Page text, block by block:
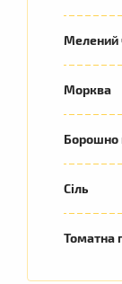
Мелений
Морква
Борошно
Сіль
Томатна